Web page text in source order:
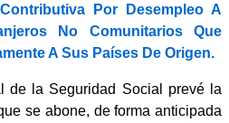
Por Desempleo A
No Comunitarios Que
A Sus Países De Origen.
de la Seguridad Social prevé la
se abone, de forma anticipada